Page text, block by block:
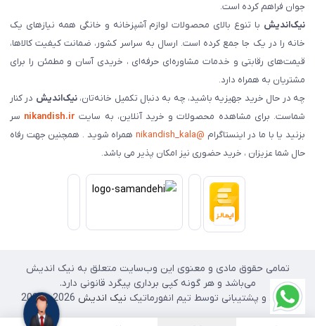
جوان فراهم کرده است.
نیک‌اندیش با تنوع بالای محصولات لوازم آشپزخانه و خانگی همه نیازهای یک
خانه را در یک جا جمع کرده است. ارسال به سراسر کشور، ضمانت کیفیت کالاها،
قیمت‌های رقابتی و خدمات مشاوره‌ای حرفه‌ای ، خریدی آسان و مطمئن را برای
مشتریان به همراه دارد.
چه در حال خرید جهیزیه باشید، چه به دنبال تکمیل خانه‌تان،نیک‌اندیش در کنار
شماست. برای مشاهده محصولات و خرید آنلاین، به سایت nikandish.ir سر
بزنید یا با ما در اینستاگرام @nikandish_kala
همراه شوید . همچنین جهت رفاه
حال شما عزیزان ، خرید حضوری نیز امکان پذیر می باشد.
تمامی حقوق مادی و معنوی این وب‌سایت متعلق به نیک اندیش
می‌باشد و هر گونه کپی برداری پیگرد قانونی دارد.
طراحی و پشتیبانی توسط تیم انفورماتیک نیک اندیش 2026 - 2025